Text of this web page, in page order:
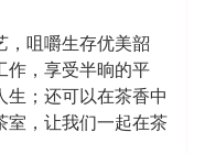
，咀嚼生存优美韶
作，享受半晌的平
；还可以在茶香中
室，让我们一起在茶